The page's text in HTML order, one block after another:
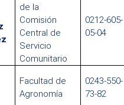
de la
Comisión
Central de
Servicio
Comunitario
0212-605-
05-04
Facultad de
Agronomía
0243-550-
73-82